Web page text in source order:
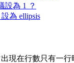
設為 1 ？
為 ellipsis
現在行數只有一